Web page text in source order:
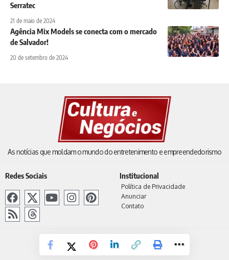
Serratec
21 de maio de 2024
Agência Mix Models se conecta com o mercado
de Salvador!
20 de setembro de 2024
As notícias que moldam o mundo do entretenimento e empreendedorismo
Redes Sociais Institucional
Política de Privacidade
Anunciar
Contato